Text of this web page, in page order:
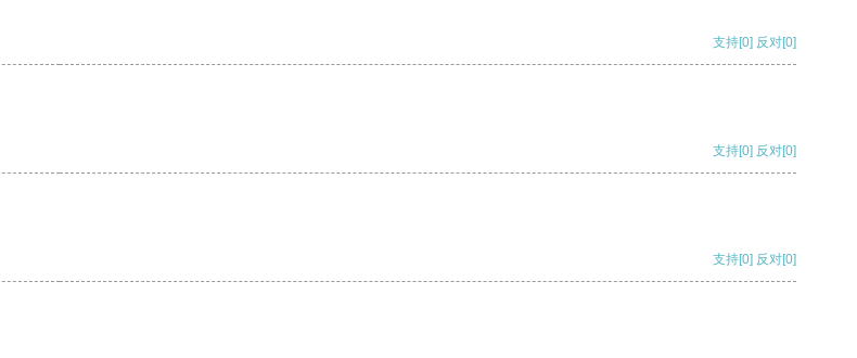
支持[0] 反对[0]
支持[0] 反对[0]
支持[0] 反对[0]